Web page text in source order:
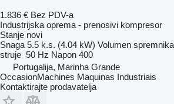
1.836 € Bez PDV-a
Industrijska oprema - prenosivi kompresor
Stanje novi
Snaga 5.5 k.s. (4.04 kW) Volumen spremnika
struje 50 Hz Napon 400
Portugalija, Marinha Grande
OccasionMachines Maquinas Industriais
Kontaktirajte prodavatelja